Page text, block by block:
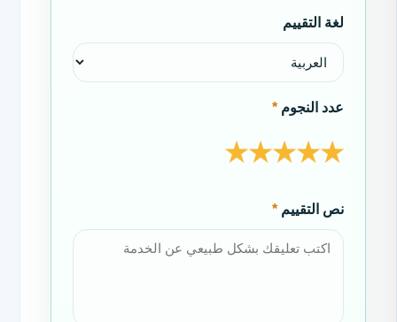
لغة التقييم
عدد النجوم *
★
★
★
★
★
نص التقييم *